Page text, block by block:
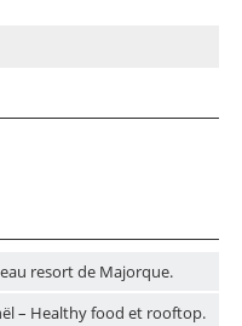
resort de Majorque.
– Healthy food et rooftop.